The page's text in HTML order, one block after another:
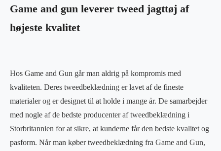
Game and gun leverer tweed jagttøj af
højeste kvalitet
Hos Game and Gun går man aldrig på kompromis med
kvaliteten. Deres tweedbeklædning er lavet af de fineste
materialer og er designet til at holde i mange år. De samarbejder
med nogle af de bedste producenter af tweedbeklædning i
Storbritannien for at sikre, at kunderne får den bedste kvalitet og
pasform. Når man køber tweedbeklædning fra Game and Gun,